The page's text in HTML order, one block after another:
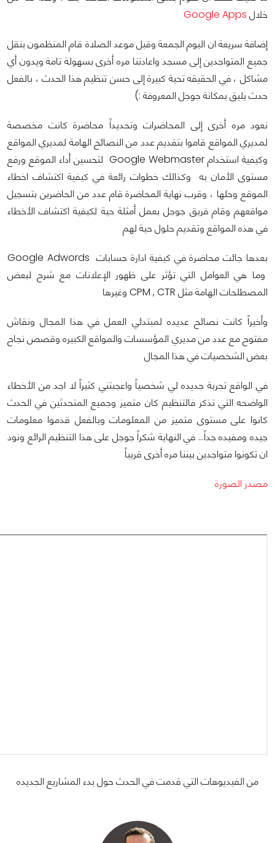
خلال Google Apps
إضافة سريعة ان اليوم الجمعة وقبل موعد الصلاة قام المنظمون بنقل
جميع المتواجدين إلى مسجد واعادتنا مره أخرى بسهولة تامة ويدون أي
مشاكل ، في الحقيقه تحية كبيرة إلى حسن تنظيم هذا الحدث ، بالفعل
حدث يليق بمكانة جوجل المعروفة :)
نعود مره أخرى إلى المحاضرات وتحديداً محاضرة كانت مخصصة
لمديري المواقع قاموا بتقديم عدد من النصائح الهامة لمديري المواقع
وكيفية استخدام Google Webmaster لتحسين أداء الموقع ورفع
مستوى الأمان به وكذالك خطوات رائعة في كيفية اكتشاف اخطاء
الموقع وحلها ، وقرب نهاية المحاضرة قام عدد من الحاضرين بتسجيل
مواقعهم وقام فريق جوجل بعمل أمثلة حية لكيفية اكتشاف الأخطاء
في هذه المواقع وتقديم حلول حية لهم
بعدها جائت محاضرة في كيفية ادارة حسابات Google Adwords
وما هي العوامل التي تؤثر على ظهور الإعلانات مع شرح لبعض
المصطلحات الهامة مثل CPM , CTR وغيرها
وأخيراً كانت نصائح عديده لمبتدئي العمل في هذا المجال ونقاش
مفتوح مع عدد من مديري المؤسسات والمواقع الكبيره وقصص نجاح
بعض الشخصيات في هذا المجال
في الواقع تجربة جديده لي شخصياً واعجبتني كثيراً لا اجد من الأخطاء
الواضحه التي تذكر فالتنظيم كان متميز وجميع المتحدثين في الحدث
كانوا على مستوى متميز من المعلومات وبالفعل قدموا معلومات
جيده ومفيده جداً... في النهاية شكراً جوجل على هذا التنظيم الرائع ونود
ان تكونوا متواجدين بيننا مره أخرى قريباً
مصدر الصورة
من الفيديوهات التي قدمت في الحدث حول بدء المشاريع الجديده